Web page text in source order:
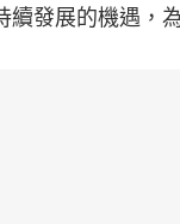
發展的機遇，